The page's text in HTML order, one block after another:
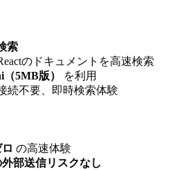
索
のドキュメントを高速検索
5MB版）
を利用
続不要、即時検索体験
の高速体験
部送信リスクなし